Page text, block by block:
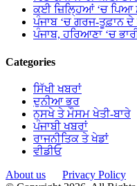
ਕਈ ਜ਼ਿਲ੍ਹਿਆਂ ‘ਚ ਪਿਆ
ਪੰਜਾਬ ‘ਚ ਗਰਜ-ਤੂਫ਼ਾਨ ਦੇ
ਪੰਜਾਬ, ਹਰਿਆਣਾ ‘ਚ
Categories
ਸਿੱਖੀ ਖਬਰਾਂ
ਦੁਨੀਆ ਭਰ
ਨੁਸਖੇ ਤੇ ਮੌਸਮ ਖੇਤੀ-ਬਾਰੇ
ਪੰਜਾਬੀ ਖਬਰਾਂ
ਰਾਜਨੀਤਿਕ ਤੇ ਖੇਡਾਂ
ਵੀਡੀਓ
About us
Privacy Policy